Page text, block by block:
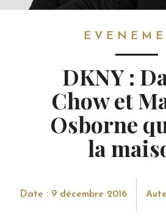
DKNY :
Chow et
Osborne
la
Date : 9 décembre 2016